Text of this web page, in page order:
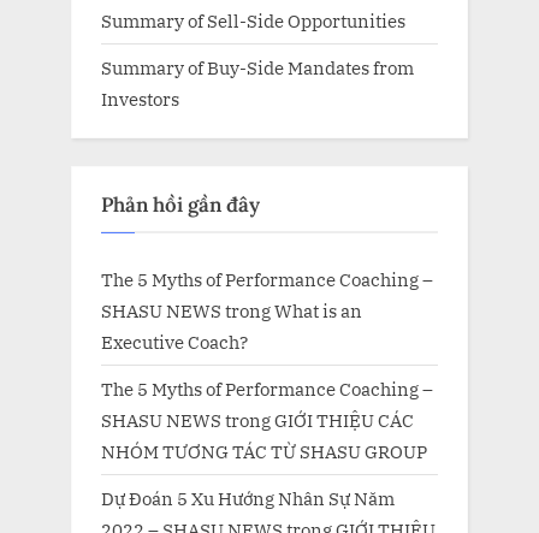
Summary of Sell-Side Opportunities
Summary of Buy-Side Mandates from
Investors
Phản hồi gần đây
The 5 Myths of Performance Coaching –
SHASU NEWS trongWhat is an
Executive Coach?
The 5 Myths of Performance Coaching –
SHASU NEWS trongGIỚI THIỆU CÁC
NHÓM TƯƠNG TÁC TỪ SHASU GROUP
Dự Đoán 5 Xu Hướng Nhân Sự Năm